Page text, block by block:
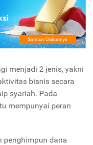
menjadi 2 jenis, yakni
bisnis secara
syariah. Pada
mempunyai peran
penghimpun dana